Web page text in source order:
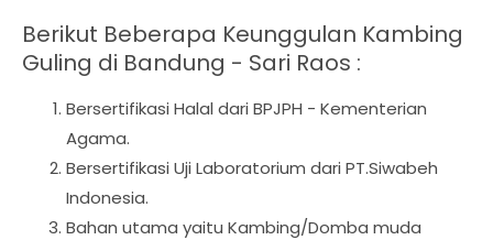
Berikut Beberapa Keunggulan Kambing
Guling di Bandung - Sari Raos :
Bersertifikasi Halal dari BPJPH - Kementerian
Agama.
Bersertifikasi Uji Laboratorium dari PT.Siwabeh
Indonesia.
Bahan utama yaitu Kambing/Domba muda